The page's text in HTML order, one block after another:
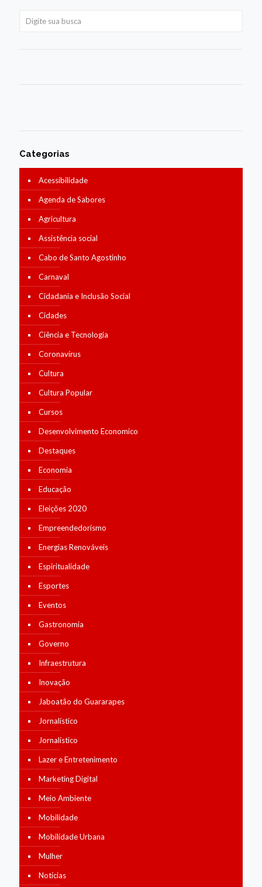
Categorias
Acessibilidade
Agenda de Sabores
Agricultura
Assistência social
Cabo de Santo Agostinho
Carnaval
Cidadania e Inclusão Social
Cidades
Ciência e Tecnologia
Coronavírus
Cultura
Cultura Popular
Cursos
Desenvolvimento Economico
Destaques
Economia
Educação
Eleições 2020
Empreendedorismo
Energias Renováveis
Espiritualidade
Esportes
Eventos
Gastronomia
Governo
Infraestrutura
Inovação
Jaboatão do Guararapes
Jornalístico
Jornalístico
Lazer e Entretenimento
Marketing Digital
Meio Ambiente
Mobilidade
Mobilidade Urbana
Mulher
Notícias